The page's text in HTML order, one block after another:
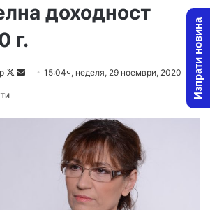
доходност
г.
F
15:04ч, неделя, 29 ноември, 2020 Изпрати новина